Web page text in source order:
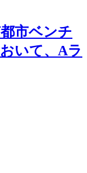
市ベンチ
いて、Aラ